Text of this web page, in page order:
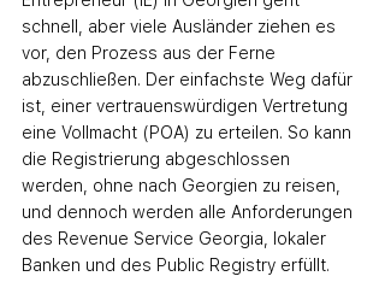
schnell, aber viele Ausländer ziehen es
vor, den Prozess aus der Ferne
abzuschließen. Der einfachste Weg dafür
ist, einer vertrauenswürdigen Vertretung
eine Vollmacht (POA) zu erteilen. So kann
die Registrierung abgeschlossen
werden, ohne nach Georgien zu reisen,
und dennoch werden alle Anforderungen
des Revenue Service Georgia, lokaler
Banken und des Public Registry erfüllt.